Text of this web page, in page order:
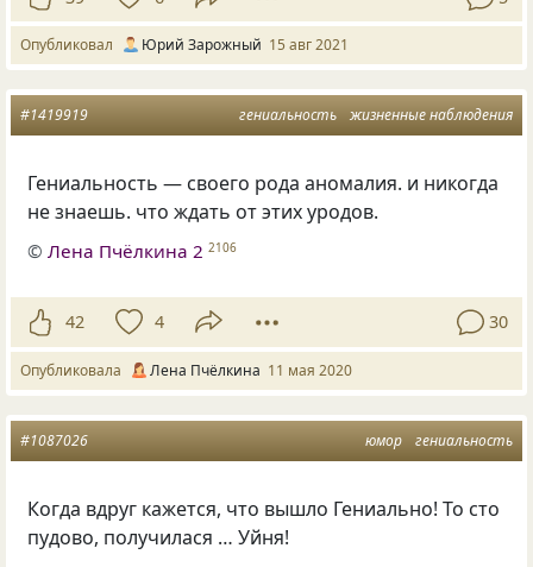
Опубликовал Юрий Зарожный 15 авг 2021
гениальность жизненные наблюдения
#1419919
Гениальность — своего рода аномалия. и никогда
не знаешь. что ждать от этих уродов.
©Лена Пчёлкина 2 2106
42 4 30
Опубликовала Лена Пчёлкина 11 мая 2020
юмор гениальность
#1087026
Когда вдруг кажется, что вышло Гениально! То сто
пудово, получилася … Уйня!